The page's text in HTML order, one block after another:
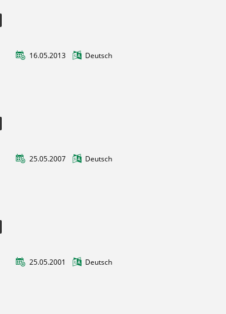
16.05.2013 Deutsch
25.05.2007 Deutsch
25.05.2001 Deutsch